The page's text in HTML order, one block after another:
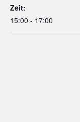
Zeit:
15:00 - 17:00